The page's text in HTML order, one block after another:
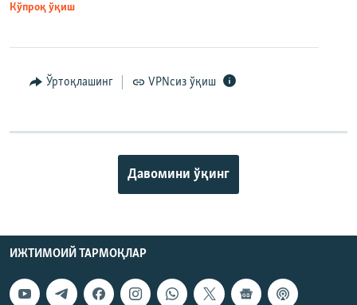
Кўпроқ ўқиш
Ўртоқлашинг VPNсиз ўқиш
Давомини ўқинг
ИЖТИМОИЙ ТАРМОҚЛАР